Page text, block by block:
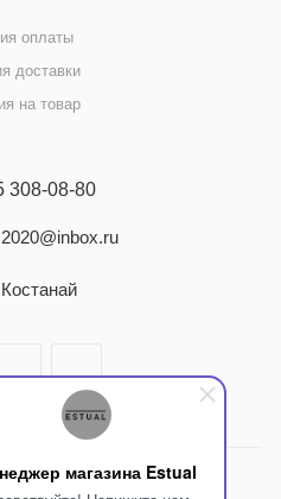
магазина Estual
оплаты
доставки
на товар
308-08-80
Костанай